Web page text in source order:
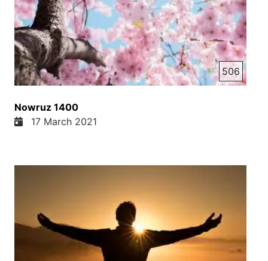
506
Nowruz 1400
17 March 2021